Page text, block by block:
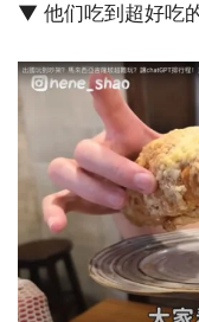
▼ 他们吃到超好吃